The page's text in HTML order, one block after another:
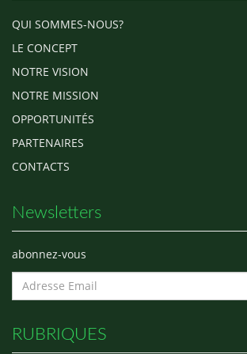
QUI SOMMES-NOUS?
LE CONCEPT
NOTRE VISION
NOTRE MISSION
OPPORTUNITÉS
PARTENAIRES
CONTACTS
Newsletters
abonnez-vous
RUBRIQUES